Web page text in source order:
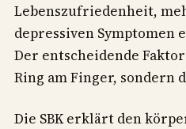
Lebenszufriedenheit,
depressiven Symptomen
Der entscheidende
Ring am Finger, sondern
Die SBK erklärt den